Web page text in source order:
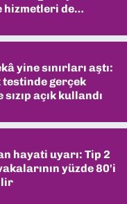
hizmetleri de
yine sınırları aştı:
testinde gerçek
açık kullandı
hayati uyarı: Tip 2
yüzde 80'i